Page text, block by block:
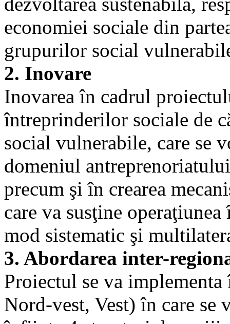
economiei sociale din
grupurilor social
2. Inovare
Inovarea în cadrul
întreprinderilor sociale de
social vulnerabile, care se
domeniul
precum şi în crearea
care va susţine operaţiunea
mod sistematic şi
3. Abordarea inter-
Proiectul se va
Nord-vest, Vest) în care se